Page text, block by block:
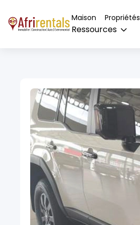
Maison Propriétés
Ressources